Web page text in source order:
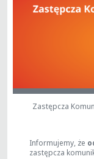
Zastępcza
Informujemy, że
zastępcza